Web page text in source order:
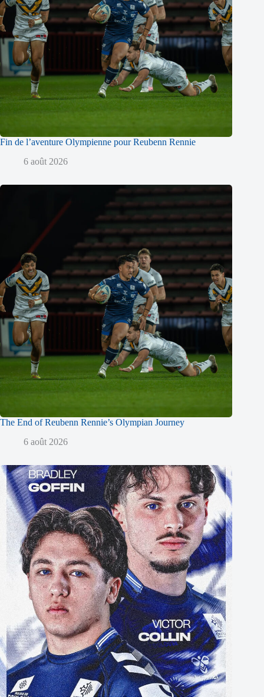
Fin de l’aventure Olympienne pour Reubenn Rennie
6 août 2026
The End of Reubenn Rennie’s Olympian Journey
6 août 2026